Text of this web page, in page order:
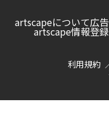
artscapeについて広
artscape情報登
利用規約